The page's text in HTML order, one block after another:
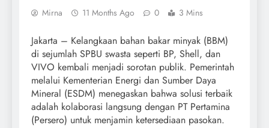
Mirna 11 Months Ago 0 3 Mins
Jakarta – Kelangkaan bahan bakar minyak (BBM)
di sejumlah SPBU swasta seperti BP, Shell, dan
VIVO kembali menjadi sorotan publik. Pemerintah
melalui Kementerian Energi dan Sumber Daya
Mineral (ESDM) menegaskan bahwa solusi terbaik
adalah kolaborasi langsung dengan PT Pertamina
(Persero) untuk menjamin ketersediaan pasokan.